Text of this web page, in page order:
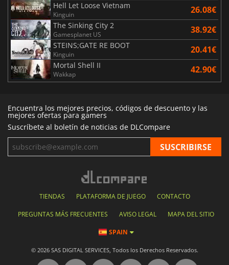
Hell Let Loose Vietnam
Kinguin 26.08€
The Sinking City 2
Gamesplanet US 38.92€
STEINS;GATE RE BOOT
Kinguin 20.41€
Mortal Shell II
Wakkap 42.90€
Encuentra los mejores precios, códigos de descuento y las
mejores ofertas para gamers
Suscríbete al boletín de noticias de DLCompare
TIENDAS PLATAFORMA DE JUEGO CONTACTO
PREGUNTAS MÁS FRECUENTES AVISO LEGAL MAPA DEL SITIO
SPAIN
© 2026 SAS DIGITAL SERVICES, Todos los Derechos Reservados.